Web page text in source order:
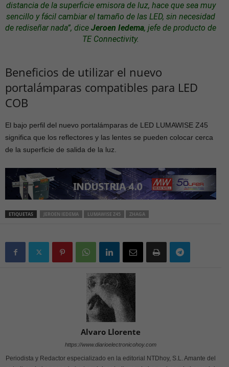
distancia de la superficie emisora de luz, hace que sea muy
sencillo y fácil cambiar el tamaño de las LED, sin necesidad
de rediseñar nada”, dice Jeroen Iedema, jefe de producto de
TE Connectivity.
Beneficios de utilizar el nuevo
portalámparas compatibles para LED
COB
El bajo perfil del nuevo portalámparas de LED LUMAWISE Z45
significa que los reflectores y las lentes se pueden colocar cerca
de la superficie de salida de la luz.
ETIQUETAS JEROEN IEDEMA LUMAWISE Z45 ZHAGA
Alvaro Llorente
https://www.diarioelectronicohoy.com
Periodista y Redactor especializado en la editorial NTDhoy, S.L. Amante del